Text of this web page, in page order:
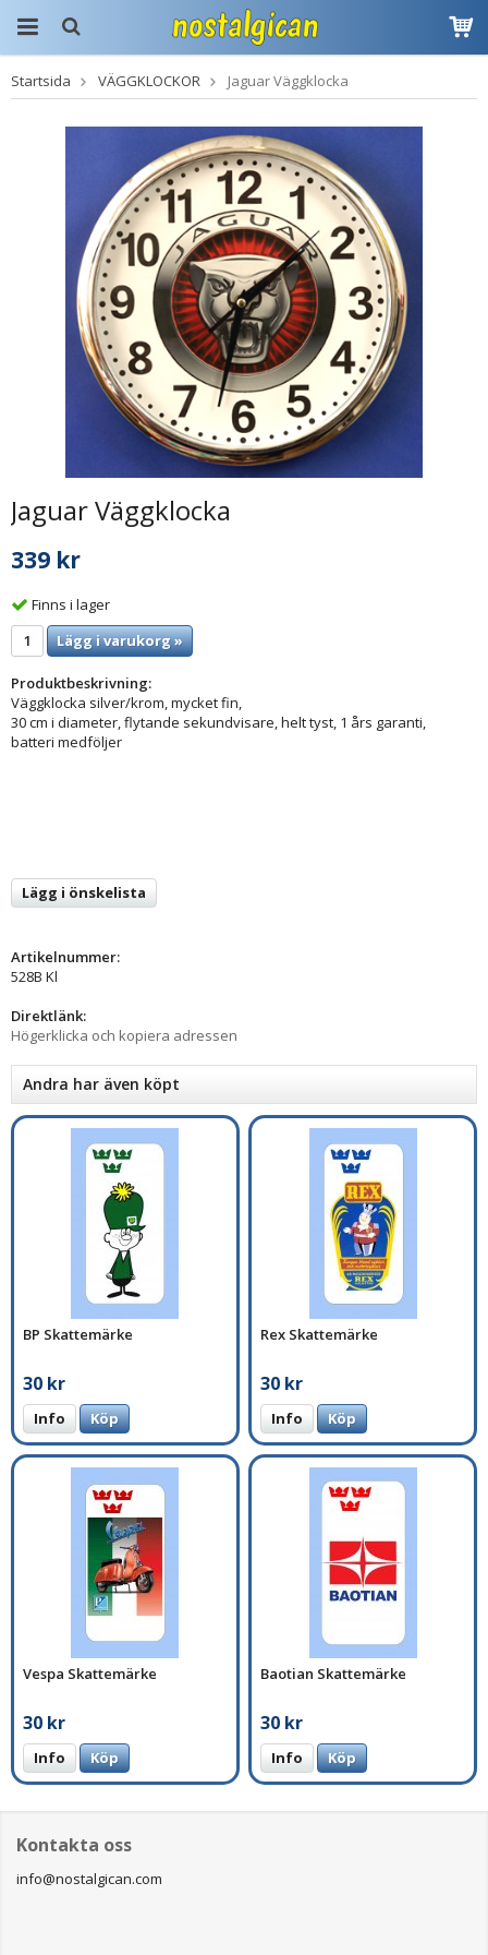
Produkten har blivit
tillagd i varukorgen
Startsida VÄGGKLOCKOR Jaguar Väggklocka
Jaguar Väggklocka
339 kr
Finns i lager
Lägg i varukorg »
Produktbeskrivning:
Väggklocka silver/krom, mycket fin,
30 cm i diameter, flytande sekundvisare, helt tyst, 1 års garanti,
batteri medföljer
Lägg i önskelista
Artikelnummer:
528B Kl
Direktlänk:
Högerklicka och kopiera adressen
Andra har även köpt
BP Skattemärke
30 kr
Info Köp
Rex Skattemärke
30 kr
Info Köp
Vespa Skattemärke
30 kr
Info Köp
Baotian Skattemärke
30 kr
Info Köp
Kontakta oss
info@nostalgican.com